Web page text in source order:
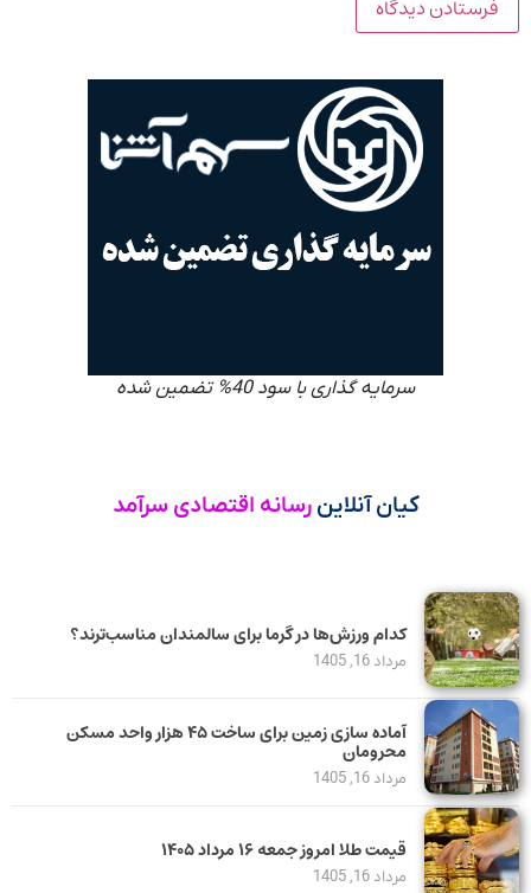
سرمایه گذاری با سود 40% تضمین شده
کیان آنلاین رسانه اقتصادی سرآمد
کدام ورزش‌ها در گرما برای سالمندان مناسب‌ترند؟
مرداد 16, 1405
آماده سازی زمین برای ساخت ۴۵ هزار واحد مسکن
محرومان
مرداد 16, 1405
قیمت طلا امروز جمعه ۱۶ مرداد ۱۴۰۵
مرداد 16, 1405